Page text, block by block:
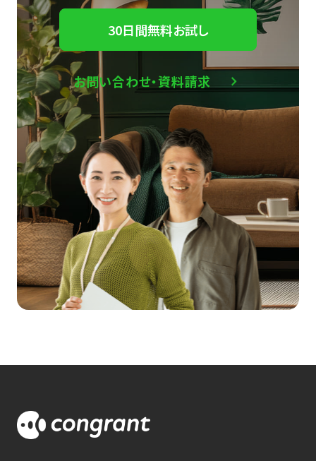
30日間無料お試し
お問い合わせ・資料請求